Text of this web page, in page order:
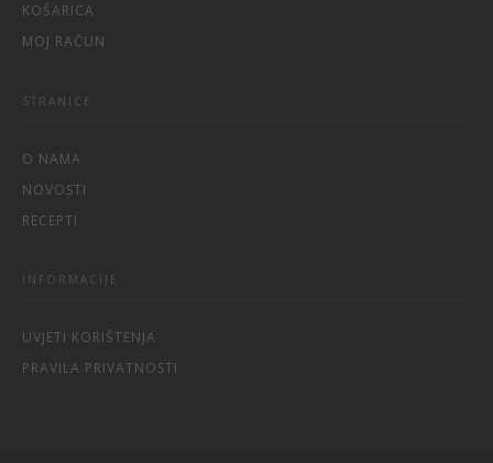
KOŠARICA
MOJ RAČUN
STRANICE
O NAMA
NOVOSTI
RECEPTI
INFORMACIJE
UVJETI KORIŠTENJA
PRAVILA PRIVATNOSTI